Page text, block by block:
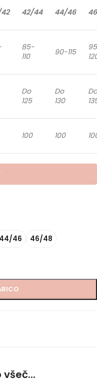
42/44 44/46
85-
110
90-115
Do
125
Do
130
Do
100 100
44/46 46/48